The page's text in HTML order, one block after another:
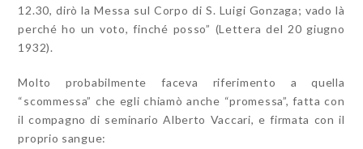
12.30, dirò la Messa sul Corpo di S. Luigi Gonzaga; vado là
perché ho un voto, finché posso” (Lettera del 20 giugno
1932).
Molto probabilmente faceva riferimento a quella
“scommessa” che egli chiamò anche “promessa”, fatta con
il compagno di seminario Alberto Vaccari, e firmata con il
proprio sangue: